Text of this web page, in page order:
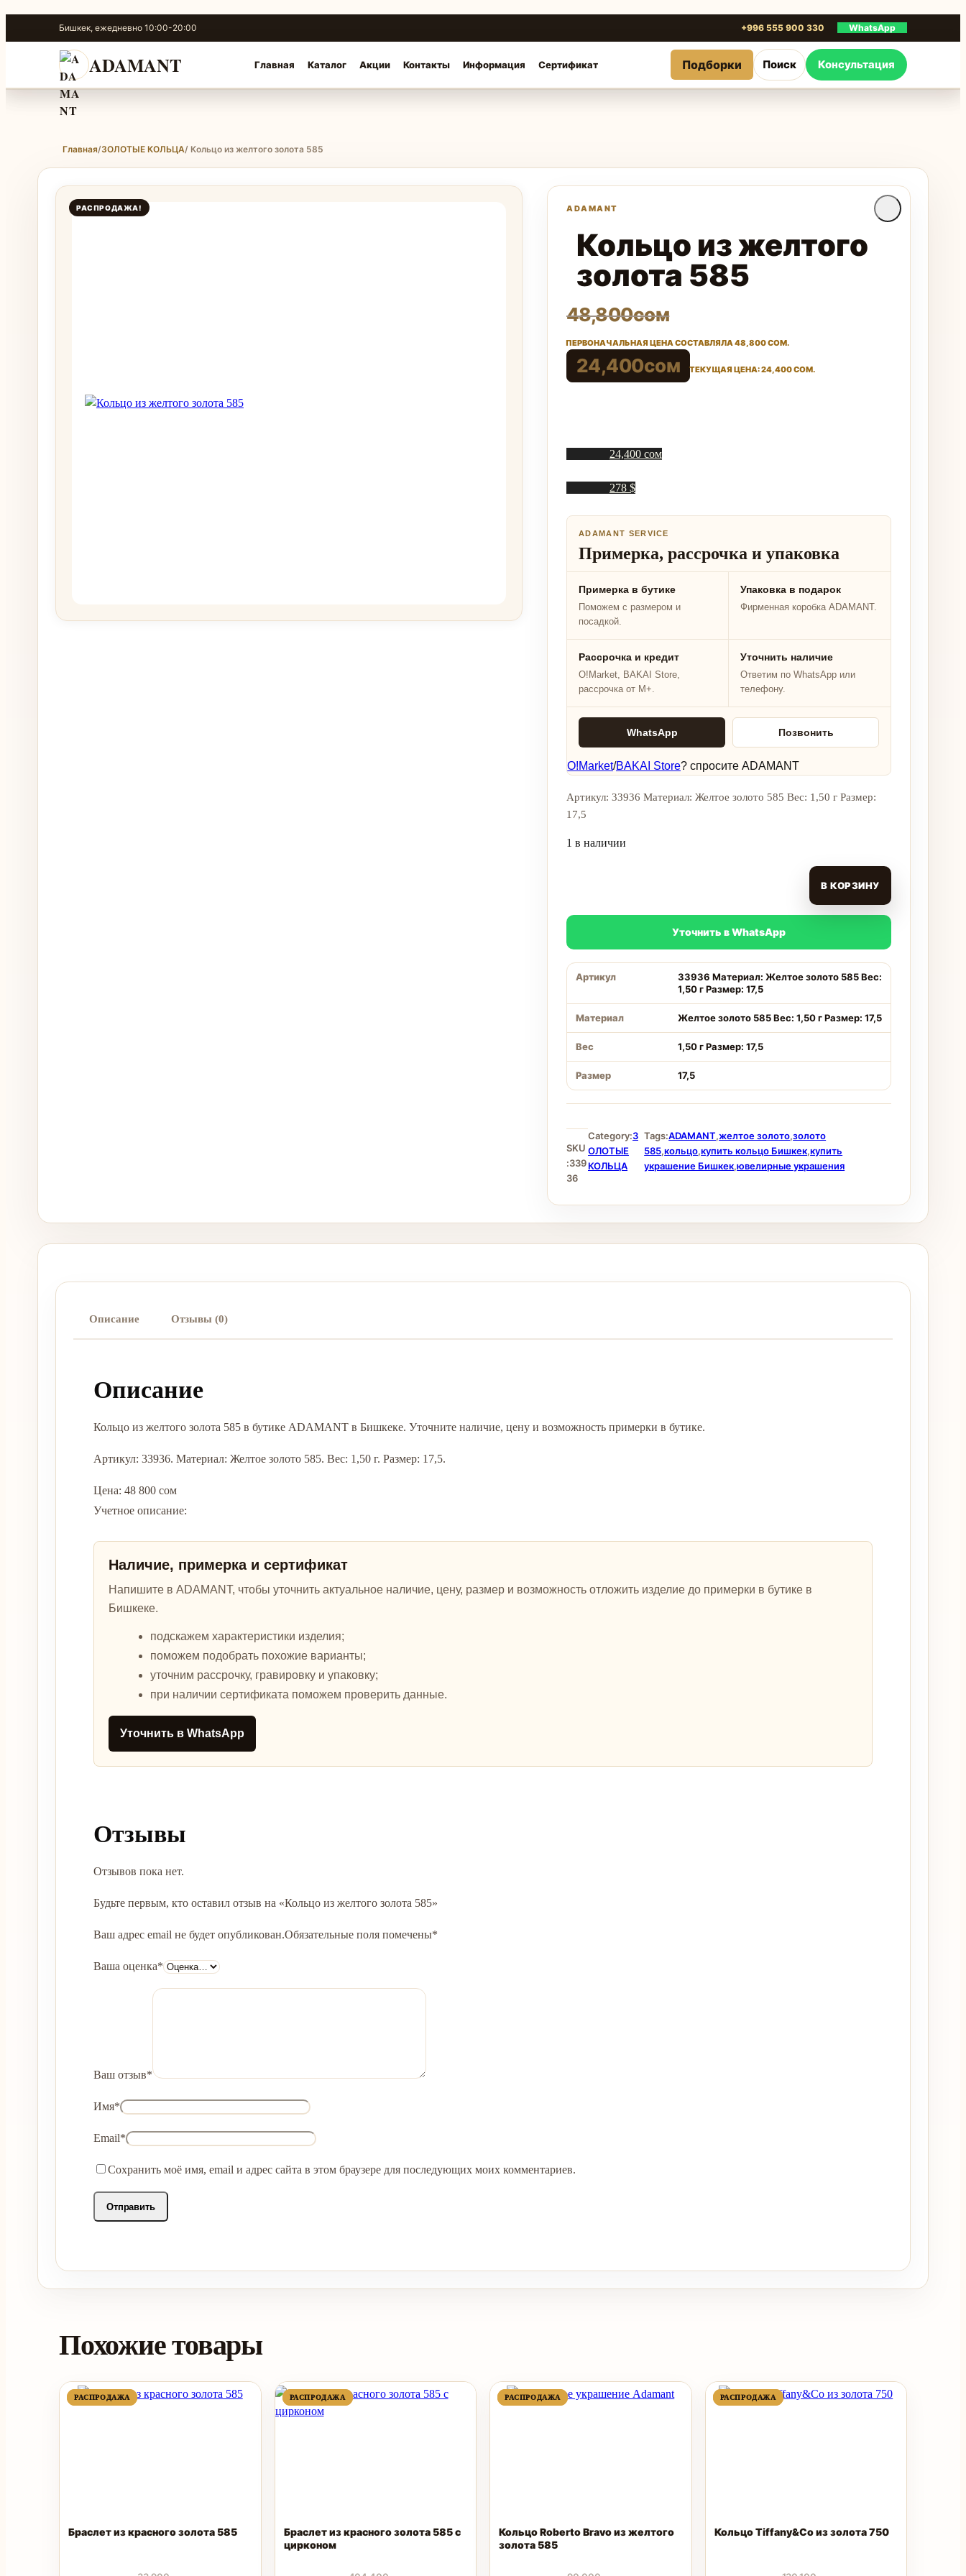
к
содержимому
Бишкек, ежедневно 10:00-20:00 +996 555 900 330 WhatsApp
ADAMANT Главная Каталог Акции Контакты Информация Сертификат Подборки Поиск Консультация
Главная/ЗОЛОТЫЕ КОЛЬЦА/ Кольцо из желтого золота 585
РАСПРОДАЖА!
Кольцо из желтого
золота 585
48,800сом
ПЕРВОНАЧАЛЬНАЯ ЦЕНА СОСТАВЛЯЛА 48,800 СОМ.
24,400сом ТЕКУЩАЯ ЦЕНА: 24,400 СОМ.
24,400 сом
278 $
ADAMANT SERVICE
Примерка, рассрочка и упаковка
Примерка в бутике
Поможем с размером и
посадкой.
Упаковка в подарок
Фирменная коробка ADAMANT.
Рассрочка и кредит
O!Market, BAKAI Store,
рассрочка от M+.
Уточнить наличие
Ответим по WhatsApp или
телефону.
WhatsApp Позвонить
O!Market/BAKAI Store? спросите ADAMANT
Артикул: 33936 Материал: Желтое золото 585 Вес: 1,50 г Размер:
17,5
1 в наличии
В КОРЗИНУ
Уточнить в WhatsApp
Артикул
33936 Материал: Желтое золото 585 Вес:
1,50 г Размер: 17,5
Материал Желтое золото 585 Вес: 1,50 г Размер: 17,5
Вес 1,50 г Размер: 17,5
Размер 17,5
SKU
:339
36
Category:З
ОЛОТЫЕ
КОЛЬЦА
Tags:ADAMANT,желтое золото,золото
585,кольцо,купить кольцо Бишкек,купить
украшение Бишкек,ювелирные украшения
Описание Отзывы (0)
Описание
Кольцо из желтого золота 585 в бутике ADAMANT в Бишкеке. Уточните наличие, цену и возможность примерки в бутике.
Артикул: 33936. Материал: Желтое золото 585. Вес: 1,50 г. Размер: 17,5.
Цена: 48 800 сом
Учетное описание:
Наличие, примерка и сертификат
Напишите в ADAMANT, чтобы уточнить актуальное наличие, цену, размер и возможность отложить изделие до примерки в бутике в
Бишкеке.
подскажем характеристики изделия;
поможем подобрать похожие варианты;
уточним рассрочку, гравировку и упаковку;
при наличии сертификата поможем проверить данные.
Уточнить в WhatsApp
Отзывы
Отзывов пока нет.
Будьте первым, кто оставил отзыв на «Кольцо из желтого золота 585»
Ваш адрес email не будет опубликован.Обязательные поля помечены*
Ваша оценка*
Ваш отзыв*
Имя*
Email*
Сохранить моё имя, email и адрес сайта в этом браузере для последующих моих комментариев.
Похожие товары
РАСПРОДАЖА ПРОДАВАЕМЫЙ
ТОВАР
РАСПРОДАЖА ПРОДАВАЕМЫЙ
ТОВАР
Браслет из красного золота 585
РАСПРОДАЖАПРОДАВАЕМЫЙ
ТОВАР
РАСПРОДАЖАПРОДАВАЕМЫЙ
ТОВАР
Браслет из красного золота 585 с
цирконом
РАСПРОДАЖА ПРОДАВАЕМЫЙ
ТОВАР
РАСПРОДАЖА ПРОДАВАЕМЫЙ
ТОВАР
Кольцо Roberto Bravo из желтого
золота 585
РАСПРОДАЖАПРОДАВАЕМЫЙ
ТОВАР
РАСПРОДАЖАПРОДАВАЕМЫЙ
ТОВАР
Кольцо Tiffany&Co из золота 750